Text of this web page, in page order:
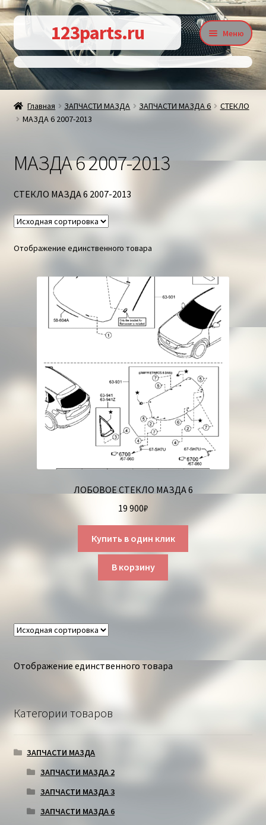
Перейти
к
навигации
Перейти
к
содержимому
123parts.ru Меню
Доставка и оплата
Корзина
Главная ЗАПЧАСТИ МАЗДА ЗАПЧАСТИ МАЗДА 6
СТЕКЛО
МАЗДА 6 2007-2013
МАЗДА 6 2007-2013
СТЕКЛО МАЗДА 6 2007-2013
Отображение единственного товара
ЛОБОВОЕ СТЕКЛО МАЗДА 6
19 900₽
Купить в один клик
В корзину
Отображение единственного товара
Категории товаров
ЗАПЧАСТИ МАЗДА
ЗАПЧАСТИ МАЗДА 2
ЗАПЧАСТИ МАЗДА 3
ЗАПЧАСТИ МАЗДА 6